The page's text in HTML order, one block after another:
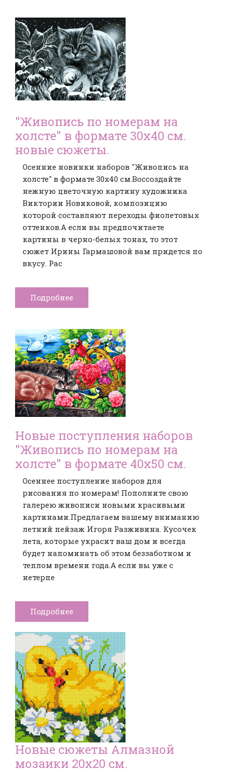
"Живопись по номерам на
холсте" в формате 30х40 см.
новые сюжеты.
Осенние новинки наборов "Живопись на
холсте" в формате 30х40 см.Воссоздайте
нежную цветочную картину художника
Виктории Новиковой, композицию
которой составляют переходы фиолетовых
оттенков.А если вы предпочитаете
картины в черно-белых тонах, то этот
сюжет Ирины Гармашовой вам придется по
вкусу. Рас
Подробнее
Новые поступления наборов
"Живопись по номерам на
холсте" в формате 40х50 см.
Осеннее поступление наборов для
рисования по номерам! Пополните свою
галерею живописи новыми красивыми
картинами.Предлагаем вашему вниманию
летний пейзаж Игоря Разживина. Кусочек
лета, которые украсит ваш дом и всегда
будет напоминать об этом беззаботном и
теплом времени года.А если вы уже с
нетерпе
Подробнее
Новые сюжеты Алмазной
мозаики 20х20 см.